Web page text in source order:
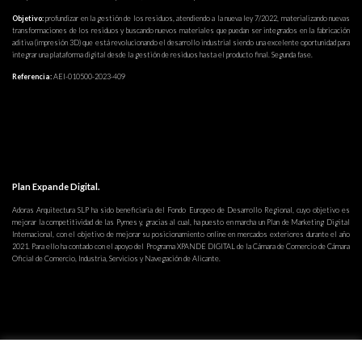
Objetivo:profundizar en la gestión de los residuos, atendiendo a la nueva ley 7/2022, materializando nuevas
transformaciones de los residuos y buscando nuevos materiales que puedan ser integrados en la fabricación
aditiva (impresión 3D) que está revolucionando el desarrollo industrial siendo una excelente oportunidad para
integrar una plataforma digital desde la gestión de residuos hasta el producto final. Segunda fase.
Referencia:AEI-010500-2023-409
Plan Expande Digital.
Adoras Arquitectura SLP ha sido beneficiaria del Fondo Europeo de Desarrollo Regional, cuyo objetivo es
mejorar la competitividad de las Pymes y, gracias al cual, ha puesto en marcha un Plan de Marketing Digital
Internacional, con el objetivo de mejorar su posicionamiento online en mercados exteriores durante el año
2021. Para ello ha contado con el apoyo del Programa XPANDE DIGITAL de la Cámara de Comercio de Cámara
Oficial de Comercio, Industria, Servicios y Navegación de Alicante.